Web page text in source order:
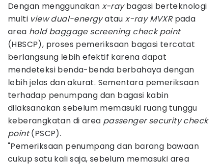
Dengan menggunakan x-raybagasi berteknologi
multi view dual-energyatau x-ray MVXRpada
area hold baggage screening check point
(HBSCP), proses pemeriksaan bagasi tercatat
berlangsung lebih efektif karena dapat
mendeteksi benda-benda berbahaya dengan
lebih jelas dan akurat. Sementara pemeriksaan
terhadap penumpang dan bagasi kabin
dilaksanakan sebelum memasuki ruang tunggu
keberangkatan di area passenger security check
point(PSCP).
"Pemeriksaan penumpang dan barang bawaan
cukup satu kali saja, sebelum memasuki area